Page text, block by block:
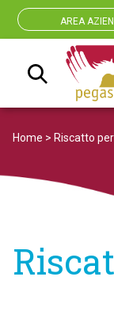
AREA
Home > Riscatto